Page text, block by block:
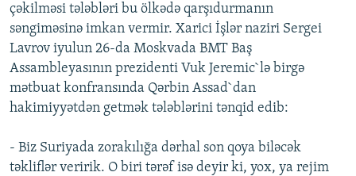
MULTIMEDIA
VIDEO
FOTOQALEREYA
İNFOQRAFIKA
RADIO ARXIV
OXU ZALI
AZƏRBAYCAN ƏDƏBIYYATI KITABXANASI
İZ - MƏDƏNIYYƏT PROQRAMI
HAQQIMIZDA
MISSIYAMIZ
MATERIALLARIMIZDAN ISTIFADƏ
BIZI IZLƏ
çəkilməsi tələbləri bu ölkədə qarşıdurmanın
səngiməsinə imkan vermir. Xarici İşlər naziri Sergei
Lavrov iyulun 26-da Moskvada BMT Baş
Assambleyasının prezidenti Vuk Jeremic`lə birgə
mətbuat konfransında Qərbin Assad`dan
hakimiyyətdən getmək tələblərini tənqid edib:
- Biz Suriyada zorakılığa dərhal son qoya biləcək
təkliflər veririk. O biri tərəf isə deyir ki, yox, ya rejim